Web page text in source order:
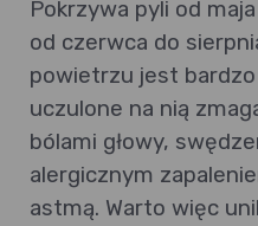
Pokrzywa pyli od
od czerwca do
powietrzu jest
uczulone na nią
bólami głowy,
alergicznym
astmą. Warto więc